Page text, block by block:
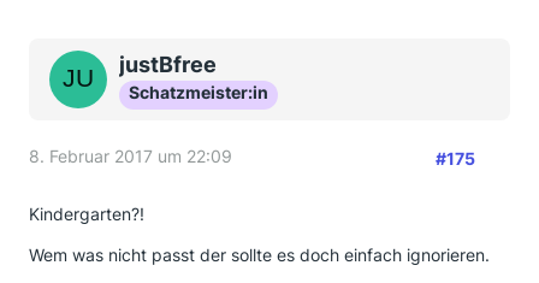
justBfree
Schatzmeister:in
8. Februar 2017 um 22:09 #175
Kindergarten?!
Wem was nicht passt der sollte es doch einfach ignorieren.